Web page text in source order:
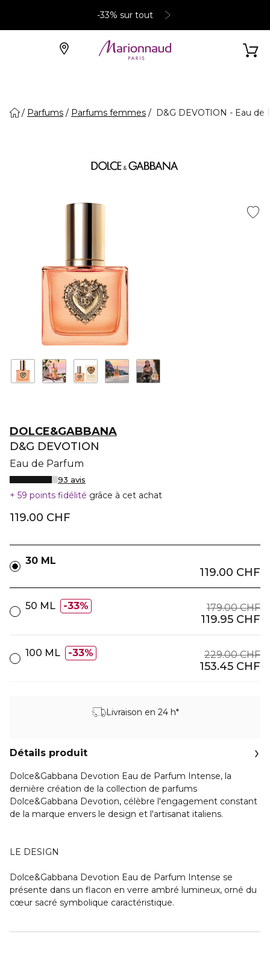
-33% sur tout
Parfums Parfums femmes D&G DEVOTION - Eau de
DOLCE&GABBANA
D&G DEVOTION
Eau de Parfum
93 avis
59 points fidélité grâce à cet achat
119.00 CHF
30 ML
119.00 CHF
50 ML 33% 179.00 CHF
119.95 CHF
100 ML 33% 229.00 CHF
153.45 CHF
Livraison en 24 h*
Détails produit
Dolce&Gabbana Devotion Eau de Parfum Intense, la
dernière création de la collection de parfums
Dolce&Gabbana Devotion, célèbre l'engagement constant
de la marque envers le design et l'artisanat italiens.
LE DESIGN
Dolce&Gabbana Devotion Eau de Parfum Intense se
présente dans un flacon en verre ambré lumineux, orné du
cœur sacré symbolique caractéristique.